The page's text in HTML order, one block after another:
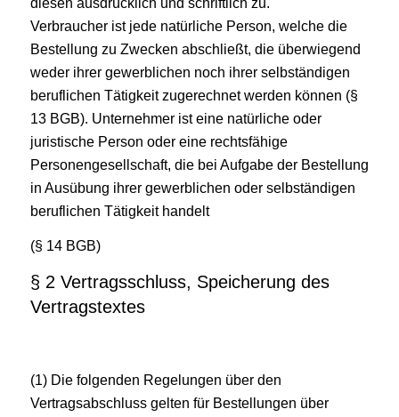
Verbraucher ist jede natürliche Person, welche die
Bestellung zu Zwecken abschließt, die überwiegend
weder ihrer gewerblichen noch ihrer selbständigen
beruflichen Tätigkeit zugerechnet werden können (§
13 BGB). Unternehmer ist eine natürliche oder
juristische Person oder eine rechtsfähige
Personengesellschaft, die bei Aufgabe der Bestellung
in Ausübung ihrer gewerblichen oder selbständigen
beruflichen Tätigkeit handelt
(§ 14 BGB)
§ 2 Vertragsschluss, Speicherung des
Vertragstextes
(1) Die folgenden Regelungen über den
Vertragsabschluss gelten für Bestellungen über